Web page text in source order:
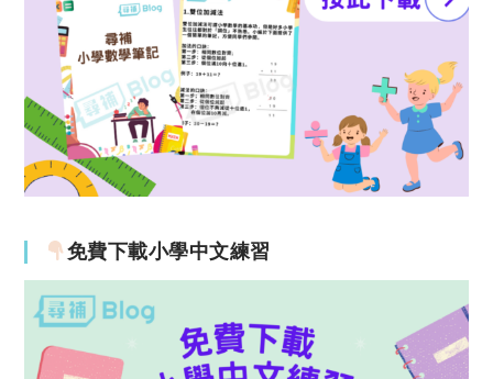
免費下載小學中文練習